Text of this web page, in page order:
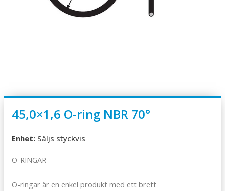
45,0×1,6 O-ring NBR 70°
Enhet: Säljs styckvis
O-RINGAR
O-ringar är en enkel produkt med ett brett